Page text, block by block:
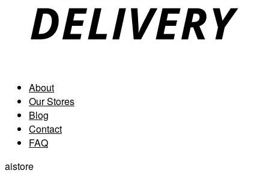
About
Our Stores
Blog
Contact
FAQ
aistore